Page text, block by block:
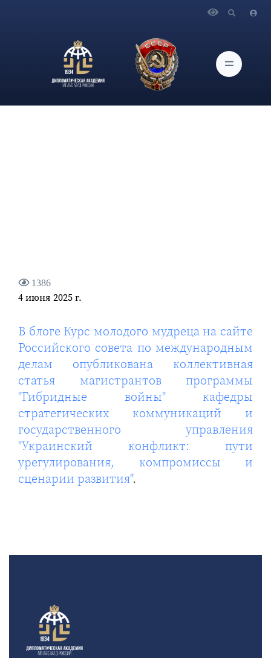
совета по международным делам опубликована коллективная
статья магистрантов программы "Гибридные войны"
кафедры стратегических коммуникаций и государственного
управления "Украинский конфликт: пути урегули
1386
4 июня 2025 г.
В блоге Курс молодого мудреца на сайте
Российского совета по международным
делам опубликована коллективная
статья магистрантов программы
"Гибридные войны" кафедры
стратегических коммуникаций и
государственного управления
"Украинский конфликт: пути
урегулирования, компромиссы и
сценарии развития".